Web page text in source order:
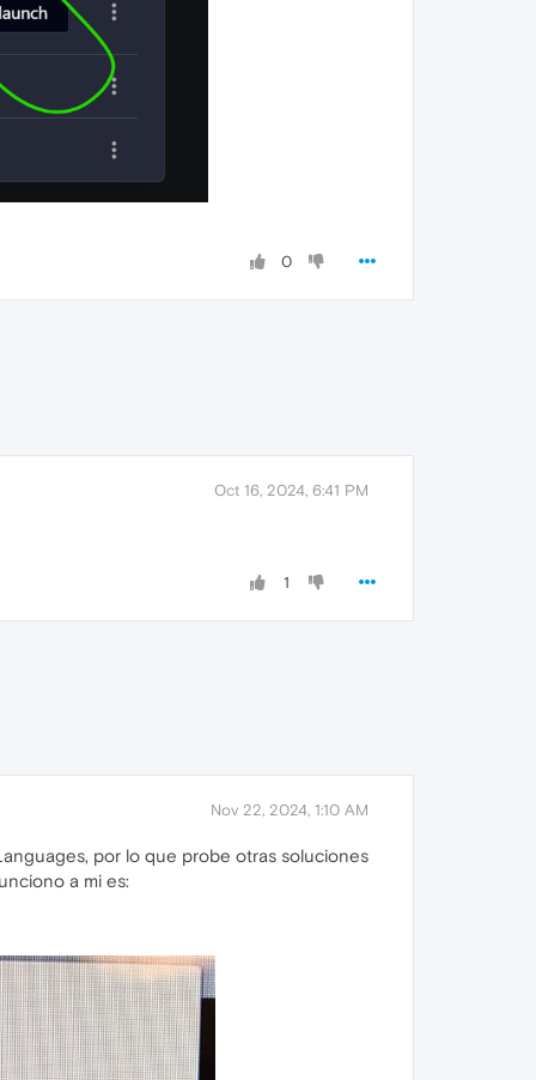
0
Oct 16, 2024, 6:41 PM
1
Nov 22, 2024, 1:10 AM
por lo que probe otras soluciones
a mi es: